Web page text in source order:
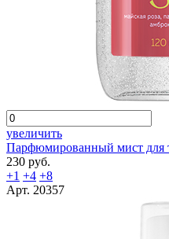
увеличить
Парфюмированный мист для
230 руб.
+1 +4 +8
Арт. 20357